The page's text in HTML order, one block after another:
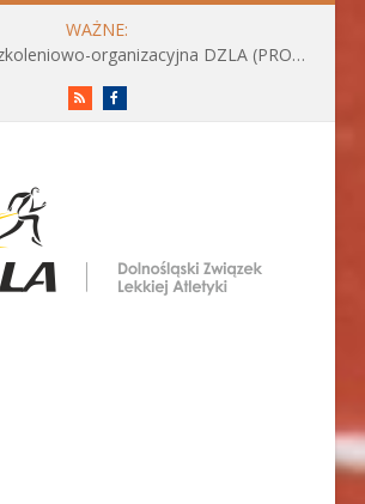
WAŻNE:
Konferencja szkoleniowo-organizacyjna DZLA (PROGRAM już do pobrania)
RSS